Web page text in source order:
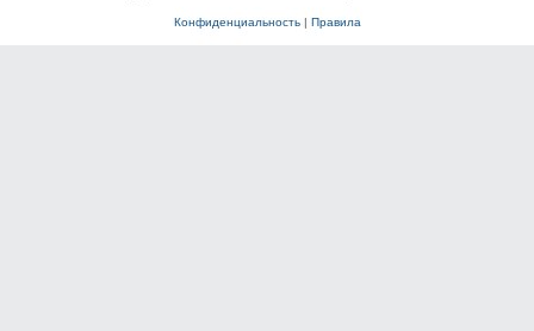
Конфиденциальность| Правила